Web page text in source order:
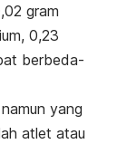
gram
0,23
berbeda-
yang
atlet atau